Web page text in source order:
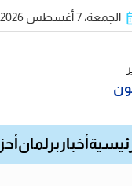
الجمعة، 7 أغسطس 2026
أخبار برلمان